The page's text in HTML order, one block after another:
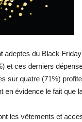
adeptes du Black
et ces derniers
sur quatre (71%)
en évidence le fait que
les vêtements et